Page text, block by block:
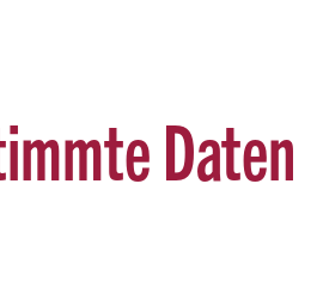
Daten